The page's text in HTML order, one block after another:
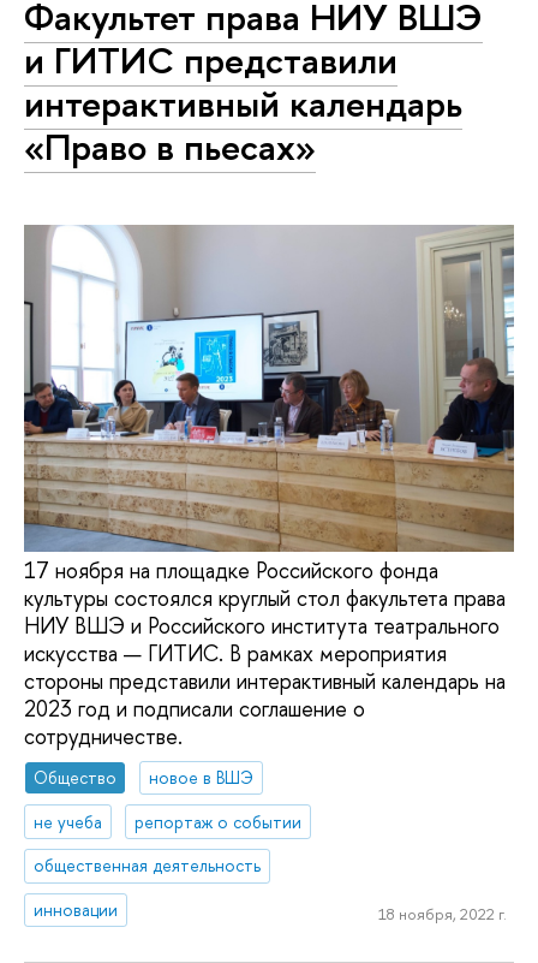
Факультет права НИУ ВШЭ
и ГИТИС представили
интерактивный календарь
«Право в пьесах»
17 ноября на площадке Российского фонда
культуры состоялся круглый стол факультета права
НИУ ВШЭ и Российского института театрального
искусства — ГИТИС. В рамках мероприятия
стороны представили интерактивный календарь на
2023 год и подписали соглашение о
сотрудничестве.
Общество
новое в ВШЭ
не учеба
репортаж о событии
общественная деятельность
инновации
18 ноября, 2022 г.